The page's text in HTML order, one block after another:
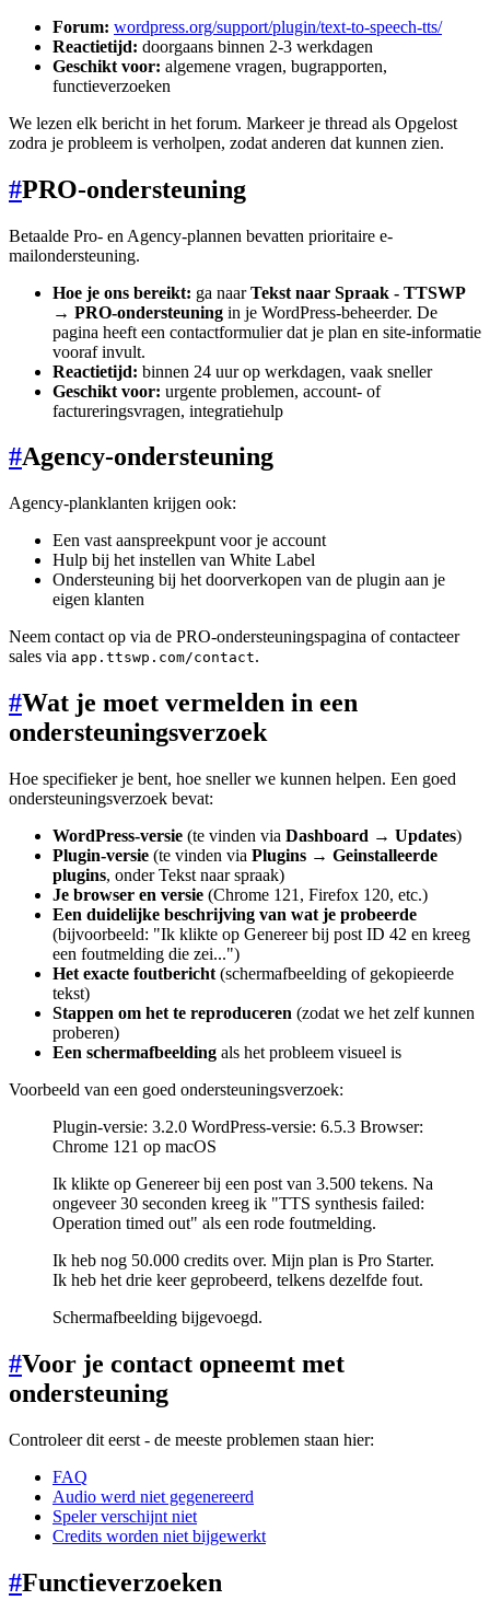
Forum: wordpress.org/support/plugin/text-to-speech-tts/
Reactietijd: doorgaans binnen 2-3 werkdagen
Geschikt voor: algemene vragen, bugrapporten,
functieverzoeken
We lezen elk bericht in het forum. Markeer je thread als Opgelost
zodra je probleem is verholpen, zodat anderen dat kunnen zien.
#PRO-ondersteuning
Betaalde Pro- en Agency-plannen bevatten prioritaire e-
mailondersteuning.
Hoe je ons bereikt: ga naarTekst naar Spraak - TTSWP
→ PRO-ondersteuning in je WordPress-beheerder. De
pagina heeft een contactformulier dat je plan en site-informatie
vooraf invult.
Reactietijd: binnen 24 uur op werkdagen, vaak sneller
Geschikt voor: urgente problemen, account- of
factureringsvragen, integratiehulp
#Agency-ondersteuning
Agency-planklanten krijgen ook:
Een vast aanspreekpunt voor je account
Hulp bij het instellen van White Label
Ondersteuning bij het doorverkopen van de plugin aan je
eigen klanten
Neem contact op via de PRO-ondersteuningspagina of contacteer
sales via app.ttswp.com/contact.
#Wat je moet vermelden in een
ondersteuningsverzoek
Hoe specifieker je bent, hoe sneller we kunnen helpen. Een goed
ondersteuningsverzoek bevat:
WordPress-versie (te vinden via Dashboard → Updates)
Plugin-versie (te vinden via Plugins → Geinstalleerde
plugins, onder Tekst naar spraak)
Je browser en versie (Chrome 121, Firefox 120, etc.)
Een duidelijke beschrijving van wat je probeerde
(bijvoorbeeld: "Ik klikte op Genereer bij post ID 42 en kreeg
een foutmelding die zei...")
Het exacte foutbericht (schermafbeelding of gekopieerde
tekst)
Stappen om het te reproduceren (zodat we het zelf kunnen
proberen)
Een schermafbeelding als het probleem visueel is
Voorbeeld van een goed ondersteuningsverzoek:
Plugin-versie: 3.2.0 WordPress-versie: 6.5.3 Browser:
Chrome 121 op macOS
Ik klikte op Genereer bij een post van 3.500 tekens. Na
ongeveer 30 seconden kreeg ik "TTS synthesis failed:
Operation timed out" als een rode foutmelding.
Ik heb nog 50.000 credits over. Mijn plan is Pro Starter.
Ik heb het drie keer geprobeerd, telkens dezelfde fout.
Schermafbeelding bijgevoegd.
#Voor je contact opneemt met
ondersteuning
Controleer dit eerst - de meeste problemen staan hier:
FAQ
Audio werd niet gegenereerd
Speler verschijnt niet
Credits worden niet bijgewerkt
#Functieverzoeken